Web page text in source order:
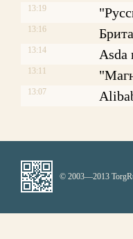
13:19
13:16
13:14 Asda
13:11
13:07
© 2003—2013